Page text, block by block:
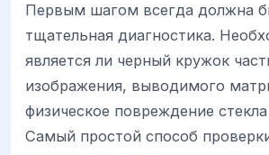
Первым шагом всегда должна
тщательная диагностика.
является ли черный кружок
изображения, выводимого
физическое повреждение
Самый простой способ